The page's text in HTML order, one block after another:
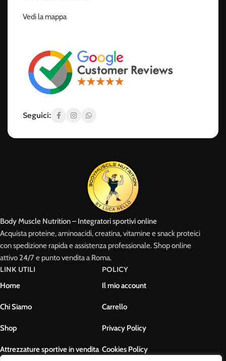
Vedi la mappa
Seguici:
Body Muscle Nutrition – Integratori sportivi online
Acquista proteine, aminoacidi, creatina, vitamine e snack proteici
con spedizione rapida e assistenza professionale. Shop online
attivo 24/7 e punto vendita a Roma.
LINK UTILI
Home
Chi Siamo
Shop
Attrezzature sportive in vendita
POLICY
Il mio account
Carrello
Privacy Policy
Cookies Policy